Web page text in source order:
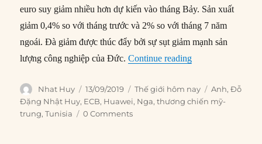
euro suy giảm nhiều hơn dự kiến vào tháng Bảy. Sản xuất
giảm 0,4% so với tháng trước và 2% so với tháng 7 năm
ngoái. Đà giảm được thúc đẩy bởi sự sụt giảm mạnh sản
lượng công nghiệp của Đức.Continue reading“Thế giới hôm
Author
Nhat Huy
Posted
on
13/09/2019 Categories
Thế giới hôm nay Tags
Anh,Đỗ
Đặng Nhật Huy, ECB, Huawei, Nga,thương chiến mỹ-
trung,Tunisia 0 Comments